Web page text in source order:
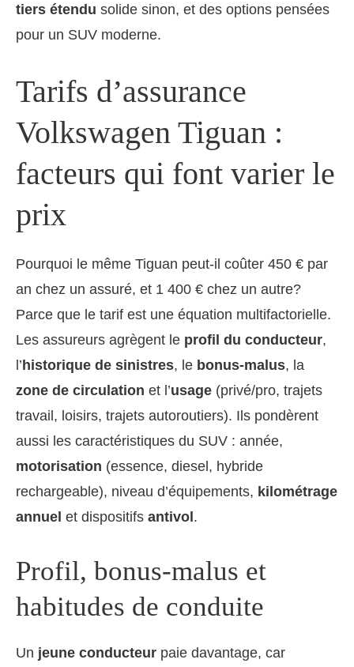
tiers étendu solide sinon, et des options pensées
pour un SUV moderne.
Tarifs d’assurance
Volkswagen Tiguan :
facteurs qui font varier le
prix
Pourquoi le même Tiguan peut-il coûter 450 € par
an chez un assuré, et 1 400 € chez un autre?
Parce que le tarif est une équation multifactorielle.
Les assureurs agrègent le profil du conducteur,
l’historique de sinistres, le bonus-malus, la
zone de circulation et l’usage (privé/pro, trajets
travail, loisirs, trajets autoroutiers). Ils pondèrent
aussi les caractéristiques du SUV : année,
motorisation (essence, diesel, hybride
rechargeable), niveau d’équipements, kilométrage
annuel et dispositifs antivol.
Profil, bonus-malus et
habitudes de conduite
Un jeune conducteur paie davantage, car